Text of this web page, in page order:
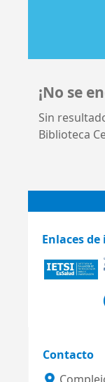
¡No se
Sin
Biblioteca
Enlaces
Contacto